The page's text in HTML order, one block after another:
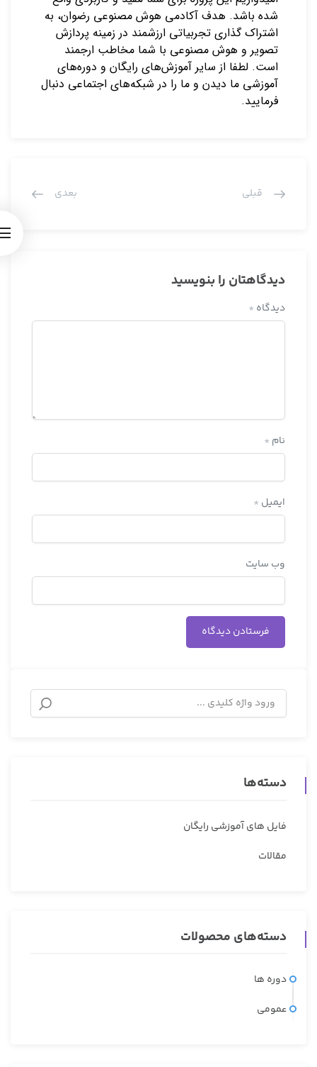
شده باشد. هدف آکادمی هوش مصنوعی رضوان، به
اشتراک ‌گذاری تجربیاتی ارزشمند در زمینه پردازش
تصویر و هوش مصنوعی با شما مخاطب ارجمند
است. لطفا از سایر آموزش‌های رایگان و دوره‌های
آموزشی ما دیدن و ما را در شبکه‌های اجتماعی دنبال
فرمایید.
قبلی بعدی
دیدگاهتان را بنویسید
دیدگاه *
نام *
ایمیل *
وب‌ سایت
دسته‌ها
فایل های آموزشی رایگان
مقالات
دسته‌های محصولات
دوره ها
عمومی